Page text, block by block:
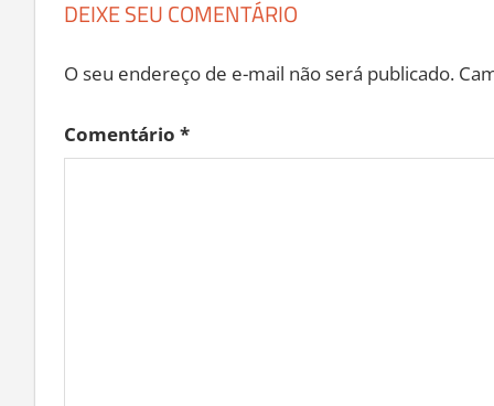
DEIXE SEU COMENTÁRIO
O seu endereço de e-mail não será publicado.
Comentário